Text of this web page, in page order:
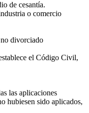
de cesantía.
o comercio
divorciado
el Código Civil,
las aplicaciones
hubiesen sido aplicados,